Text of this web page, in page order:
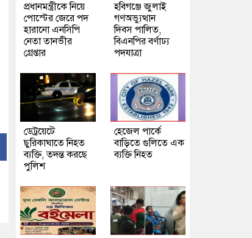
প্রধানমন্ত্রীকে নিয়ে
পোস্টের জেরে পদ
হারানো এনসিপি
নেতা তানভীর
গ্রেপ্তার
হবিগঞ্জে জুলাই
গণঅভ্যুত্থান
দিবস পালিত,
বিএনপির বর্ণাঢ্য
পদযাত্রা
ডেট্রয়েটে
ছুরিকাঘাতে নিহত
ব্যক্তি, তদন্ত করছে
পুলিশ
হেজেল পার্কে
বাড়িতে গুলিতে এক
ব্যক্তি নিহত